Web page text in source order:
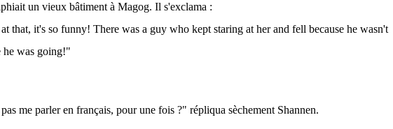
un vieux bâtiment à Magog. Il s'exclama :
that, it's so funny! There was a guy who kept staring at her and fell because he wasn't
he was going!"
me parler en français, pour une fois ?" répliqua sèchement Shannen.